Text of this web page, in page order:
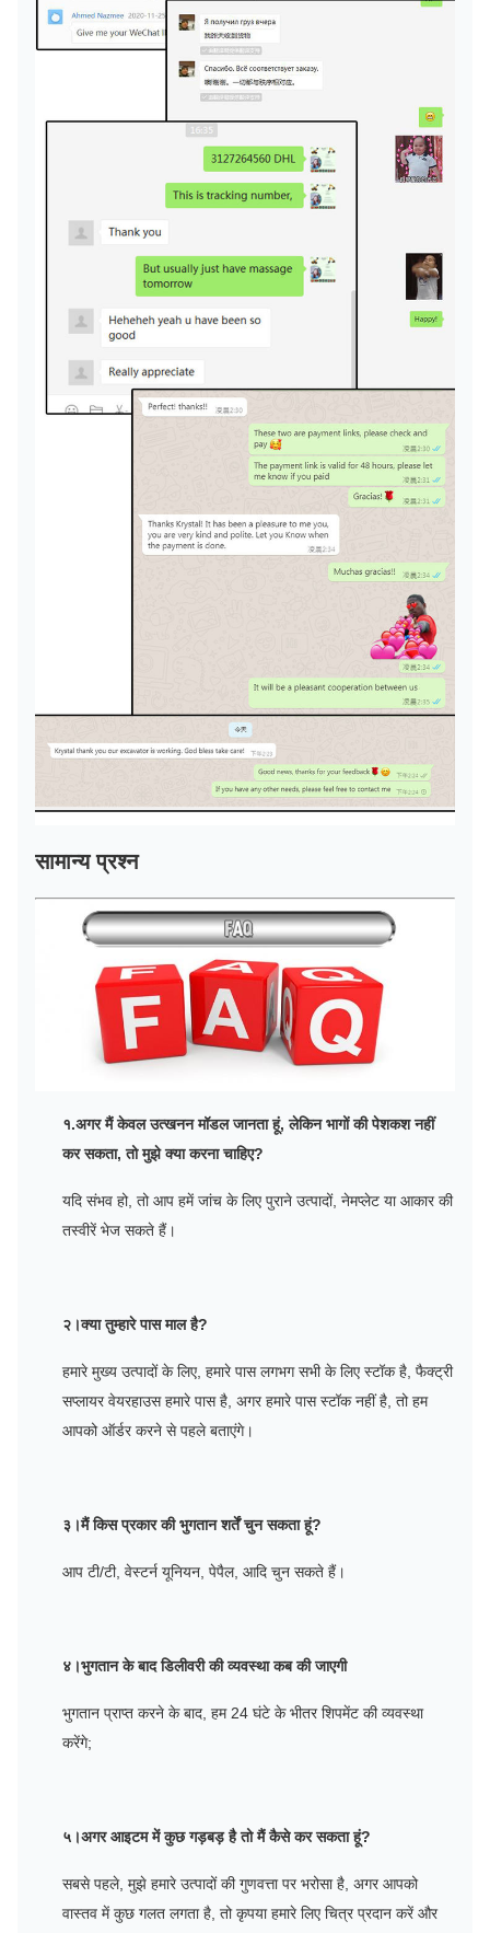
सामान्य प्रश्न
१.अगर मैं केवल उत्खनन मॉडल जानता हूं, लेकिन भागों की पेशकश नहीं
कर सकता, तो मुझे क्या करना चाहिए?
यदि संभव हो, तो आप हमें जांच के लिए पुराने उत्पादों, नेमप्लेट या आकार की
तस्वीरें भेज सकते हैं।
२।क्या तुम्हारे पास माल है?
हमारे मुख्य उत्पादों के लिए, हमारे पास लगभग सभी के लिए स्टॉक है, फैक्ट्री
सप्लायर वेयरहाउस हमारे पास है, अगर हमारे पास स्टॉक नहीं है, तो हम
आपको ऑर्डर करने से पहले बताएंगे।
३।मैं किस प्रकार की भुगतान शर्तें चुन सकता हूं?
आप टी/टी, वेस्टर्न यूनियन, पेपैल, आदि चुन सकते हैं।
४।भुगतान के बाद डिलीवरी की व्यवस्था कब की जाएगी
भुगतान प्राप्त करने के बाद, हम 24 घंटे के भीतर शिपमेंट की व्यवस्था
करेंगे;
५।अगर आइटम में कुछ गड़बड़ है तो मैं कैसे कर सकता हूं?
सबसे पहले, मुझे हमारे उत्पादों की गुणवत्ता पर भरोसा है, अगर आपको
वास्तव में कुछ गलत लगता है, तो कृपया हमारे लिए चित्र प्रदान करें और